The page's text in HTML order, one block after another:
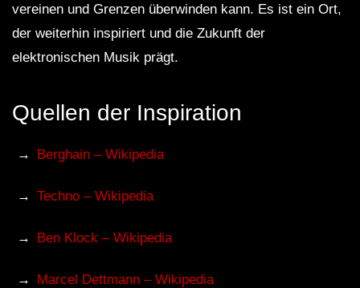
vereinen und Grenzen überwinden kann. Es ist ein Ort,
der weiterhin inspiriert und die Zukunft der
elektronischen Musik prägt.
Quellen der Inspiration
Berghain – Wikipedia
Techno – Wikipedia
Ben Klock – Wikipedia
Marcel Dettmann – Wikipedia